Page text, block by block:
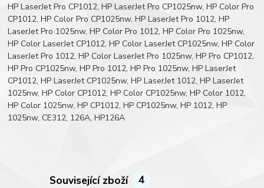
HP LaserJet Pro CP1012, HP LaserJet Pro CP1025nw, HP Color Pro
CP1012, HP Color Pro CP1025nw, HP LaserJet Pro 1012, HP
LaserJet Pro 1025nw, HP Color Pro 1012, HP Color Pro 1025nw,
HP Color LaserJet CP1012, HP Color LaserJet CP1025nw, HP Color
LaserJet Pro 1012, HP Color LaserJet Pro 1025nw, HP Pro CP1012,
HP Pro CP1025nw, HP Pro 1012, HP Pro 1025nw, HP LaserJet
CP1012, HP LaserJet CP1025nw, HP LaserJet 1012, HP LaserJet
1025nw, HP Color CP1012, HP Color CP1025nw, HP Color 1012,
HP Color 1025nw, HP CP1012, HP CP1025nw, HP 1012, HP
1025nw, CE312, 126A, HP126A
Související zboží 4